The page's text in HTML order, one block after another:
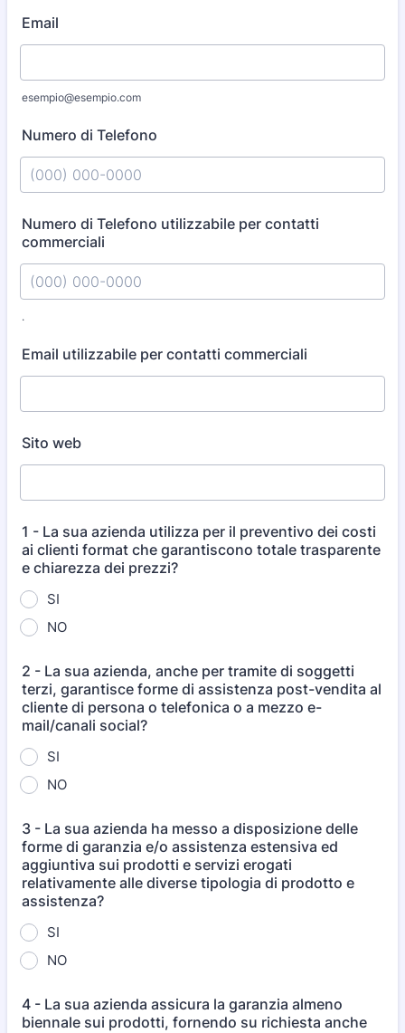
Email
esempio@esempio.com
Numero di Telefono
Numero di Telefono utilizzabile per contatti
commerciali
.
Email utilizzabile per contatti commerciali
Sito web
1 - La sua azienda utilizza per il preventivo dei costi
ai clienti format che garantiscono totale trasparente
e chiarezza dei prezzi?
SI
NO
2 - La sua azienda, anche per tramite di soggetti
terzi, garantisce forme di assistenza post-vendita al
cliente di persona o telefonica o a mezzo e-
mail/canali social?
SI
NO
3 - La sua azienda ha messo a disposizione delle
forme di garanzia e/o assistenza estensiva ed
aggiuntiva sui prodotti e servizi erogati
relativamente alle diverse tipologia di prodotto e
assistenza?
SI
NO
4 - La sua azienda assicura la garanzia almeno
biennale sui prodotti, fornendo su richiesta anche